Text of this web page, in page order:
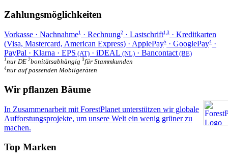
Zahlungsmöglichkeiten
Vorkasse · Nachnahme1 · Rechnung2 · Lastschrift1,3 · Kreditkarten
(Visa, Mastercard, American Express) · ApplePay5 · GooglePay4 ·
PayPal · Klarna · EPS (AT) · iDEAL (NL) · Bancontact (BE)
1nur DE 2bonitätsabhängig 3für Stammkunden
4nur auf passenden Mobilgeräten
Wir pflanzen Bäume
In Zusammenarbeit mit ForestPlanet unterstützen wir globale
Aufforstungsprojekte, um unsere Welt ein wenig grüner zu
machen.
Top Marken